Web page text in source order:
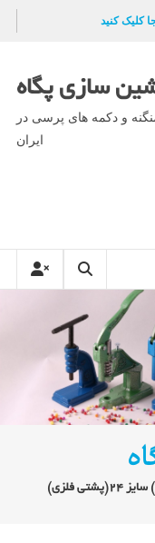
کلیک کنید
سازی پگاه
و دکمه های پرسی در
ایران
فلزی)